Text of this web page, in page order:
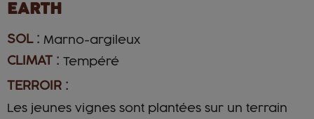
EARTH
SOL : Marno-argileux
CLIMAT : Tempéré
TERROIR :
Les jeunes vignes sont plantées sur un terrain